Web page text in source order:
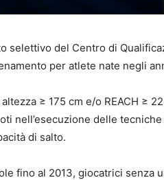
selettivo del Centro di
per atlete nate negli
altezza ≥ 175 cm e/o REACH ≥
nell’esecuzione delle
di salto.
fino al 2013, giocatrici senza